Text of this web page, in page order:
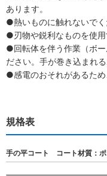
あります。
●熱いものに触れないでく
●刃物や鋭利なものを使用
●回転体を伴う作業（ボー
ださい。手が巻き込まれ
●感電のおそれがあるため
規格表
手の平コート コート材質：ポ